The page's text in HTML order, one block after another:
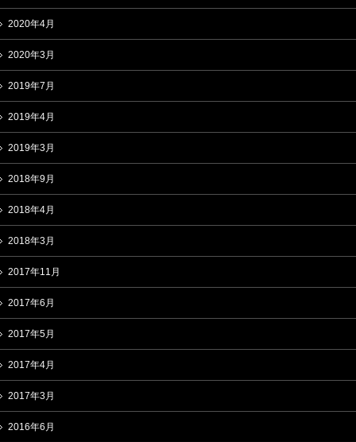
2020年4月
2020年3月
2019年7月
2019年4月
2019年3月
2018年9月
2018年4月
2018年3月
2017年11月
2017年6月
2017年5月
2017年4月
2017年3月
2016年6月